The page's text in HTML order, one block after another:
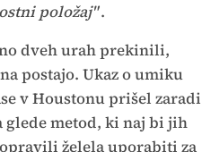
položaj".
dveh urah prekinili,
postajo. Ukaz o umiku
v Houstonu prišel zaradi
metod, ki naj bi jih
želela uporabiti za